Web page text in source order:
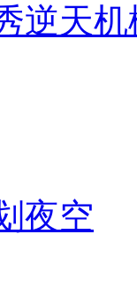
逆天机
夜空